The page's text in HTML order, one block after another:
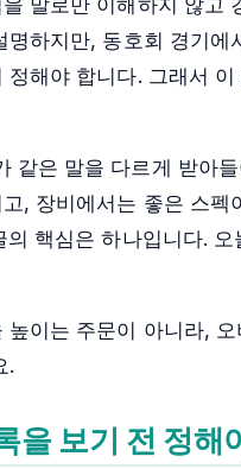
말로만 이해하지 않
하지만, 동호회 경기
해야 합니다. 그래서
같은 말을 다르게 받아
, 장비에서는 좋은 스
핵심은 하나입니다.
이는 주문이 아니라,
.
을 보기 전 정해